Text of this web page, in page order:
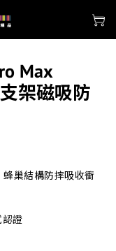
Max
架磁吸防
蜂巢結構防摔吸收衝
認證